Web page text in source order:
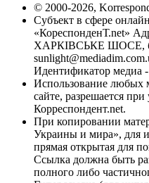
© 2000-2026,
Субъект в сфере
«КореспонденТ.net»
ХАРКІВСЬКЕ ШОСЕ,
Идентификатор медиа
Использование любых
сайте, разрешается
Корреспондент.net.
При копировании
Украины и мира», для
прямая открытая для
Ссылка должна быть
полного либо